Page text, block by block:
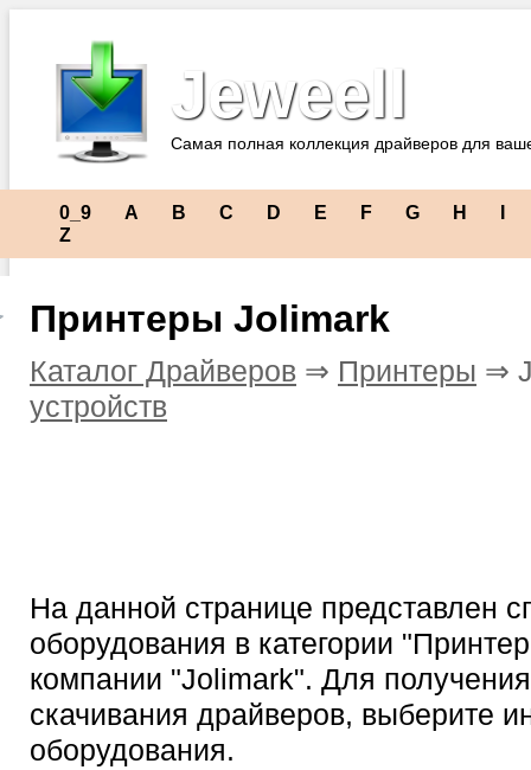
Jeweell
Самая полная коллекция драйверов для
0_9 A B C D E F G H
Z
Принтеры Jolimark
Каталог Драйверов ⇒ Принтеры ⇒
устройств
На данной странице представлен
оборудования в категории
компании "Jolimark". Для
скачивания драйверов, выберите
оборудования.